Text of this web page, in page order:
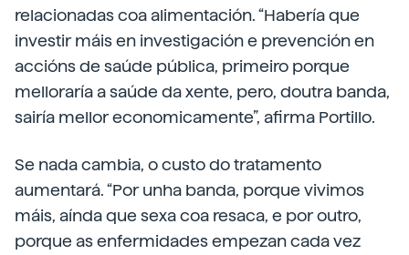
relacionadas coa alimentación. “Habería que
investir máis en investigación e prevención en
accións de saúde pública, primeiro porque
melloraría a saúde da xente, pero, doutra banda,
sairía mellor economicamente”, afirma Portillo.
Se nada cambia, o custo do tratamento
aumentará. “Por unha banda, porque vivimos
máis, aínda que sexa coa resaca, e por outro,
porque as enfermidades empezan cada vez